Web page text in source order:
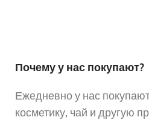
Почему у нас покупают?
Ежедневно у нас
косметику, чай и другую